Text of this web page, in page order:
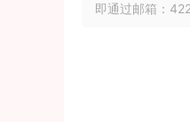
即通过邮箱：